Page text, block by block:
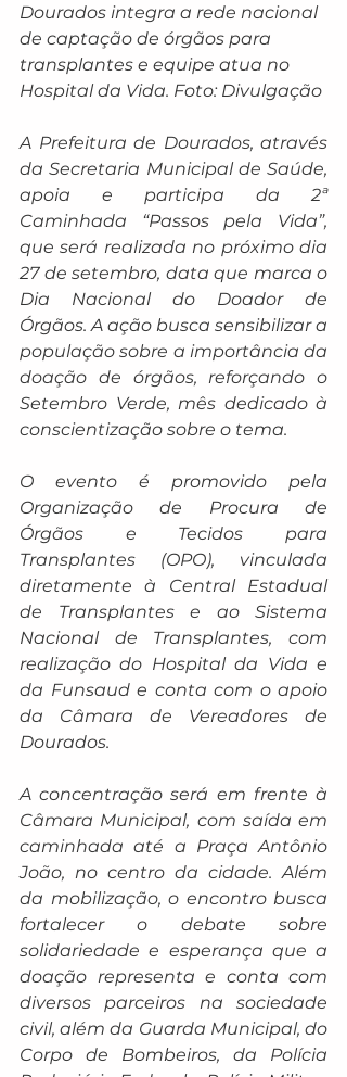
Dourados integra a rede nacional
de captação de órgãos para
transplantes e equipe atua no
Hospital da Vida. Foto: Divulgação
A Prefeitura de Dourados, através
da Secretaria Municipal de Saúde,
apoia e participa da 2ª
Caminhada “Passos pela Vida”,
que será realizada no próximo dia
27 de setembro, data que marca o
Dia Nacional do Doador de
Órgãos. A ação busca sensibilizar a
população sobre a importância da
doação de órgãos, reforçando o
Setembro Verde, mês dedicado à
conscientização sobre o tema.
O evento é promovido pela
Organização de Procura de
Órgãos e Tecidos para
Transplantes (OPO), vinculada
diretamente à Central Estadual
de Transplantes e ao Sistema
Nacional de Transplantes, com
realização do Hospital da Vida e
da Funsaud e conta com o apoio
da Câmara de Vereadores de
Dourados.
A concentração será em frente à
Câmara Municipal, com saída em
caminhada até a Praça Antônio
João, no centro da cidade. Além
da mobilização, o encontro busca
fortalecer o debate sobre
solidariedade e esperança que a
doação representa e conta com
diversos parceiros na sociedade
civil, além da Guarda Municipal, do
Corpo de Bombeiros, da Polícia